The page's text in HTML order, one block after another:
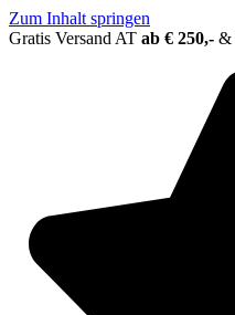
Zum Inhalt springen
Gratis Versand AT ab € 250,- &